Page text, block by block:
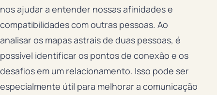
nos ajudar a entender nossas afinidades e
compatibilidades com outras pessoas. Ao
analisar os mapas astrais de duas pessoas, é
possível identificar os pontos de conexão e os
desafios em um relacionamento. Isso pode ser
especialmente útil para melhorar a comunicação